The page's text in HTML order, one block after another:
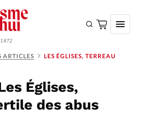
1872
ARTICLES
LES ÉGLISES, TERREAU
Églises,
des abus